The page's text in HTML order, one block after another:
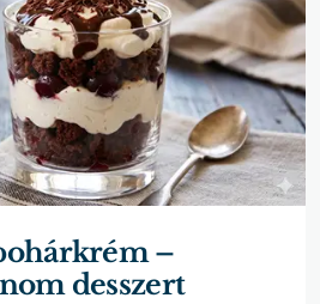
–
desszert